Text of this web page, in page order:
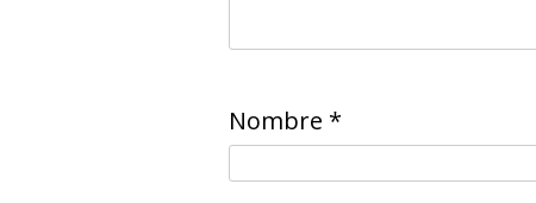
Nombre *